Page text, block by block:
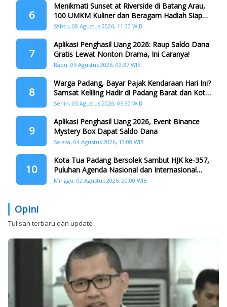
6
Menikmati Sunset at Riverside di Batang Arau,
100 UMKM Kuliner dan Beragam Hadiah Siap
Memanjakan Warga di Momen HJK Padang
Sabtu, 08 Agustus 2026, 11:00 WIB
7
Aplikasi Penghasil Uang 2026: Raup Saldo Dana
Gratis Lewat Nonton Drama, Ini Caranya!
Rabu, 05 Agustus 2026, 09:37 WIB
8
Warga Padang, Bayar Pajak Kendaraan Hari Ini?
Samsat Keliling Hadir di Padang Barat dan Koto
Tangah
Senin, 03 Agustus 2026, 06:30 WIB
9
Aplikasi Penghasil Uang 2026, Event Binance
Mystery Box Dapat Saldo Dana
Selasa, 04 Agustus 2026, 13:08 WIB
10
Kota Tua Padang Bersolek Sambut HJK ke-357,
Puluhan Agenda Nasional dan Internasional
Siap Digelar
Minggu, 02 Agustus 2026, 20:00 WIB
Opini
Tulisan terbaru dan update